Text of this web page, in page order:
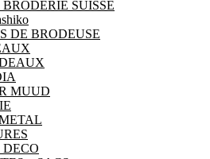
SUISSE
DE BRODEUSE
MUUD
DECO